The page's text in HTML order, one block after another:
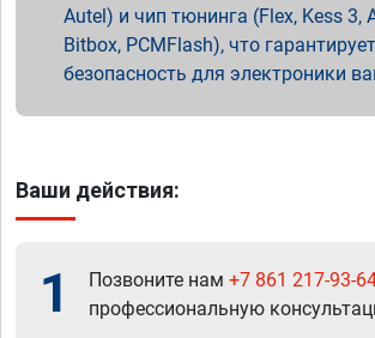
Autel) и чип тюнинга (Flex, Kess 3,
Bitbox, PCMFlash), что гарантирует
безопасность для электроники
Ваши действия:
1 Позвоните нам +7 861 217-93-
профессиональную